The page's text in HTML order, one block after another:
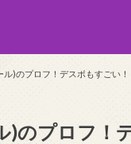
ル)のプロフ！デスボもすごい！
)のプロフ！